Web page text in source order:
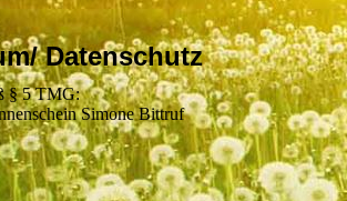
Datenschutz
§ 5 TMG:
Simone Bittruf